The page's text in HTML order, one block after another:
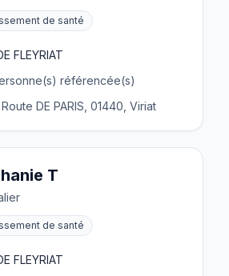
de santé
FLEYRIAT
référencée(s)
DE PARIS, 01440, Viriat
T
de santé
FLEYRIAT